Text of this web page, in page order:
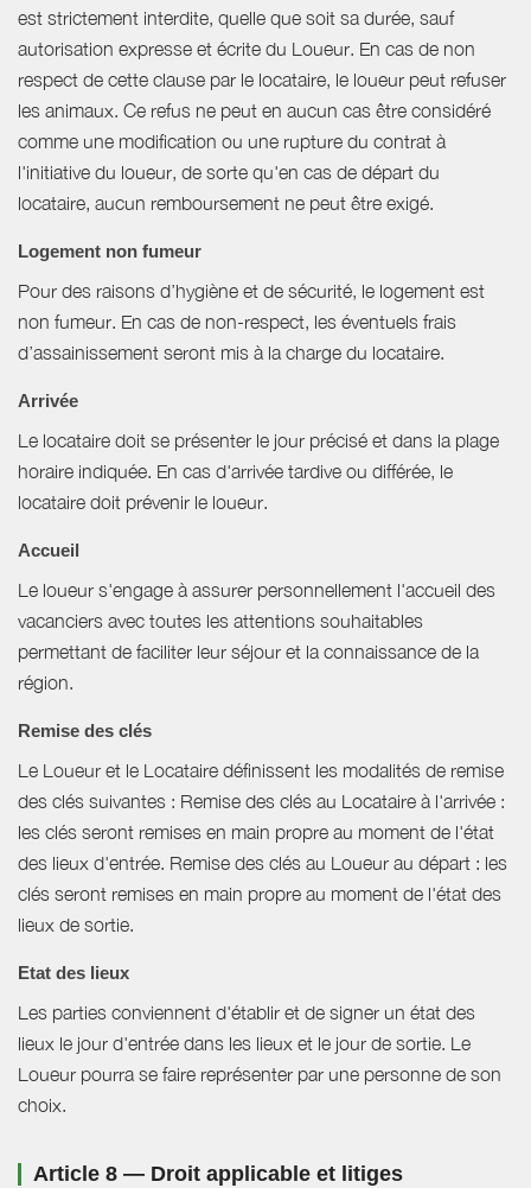
est strictement interdite, quelle que soit sa durée, sauf
autorisation expresse et écrite du Loueur. En cas de non
respect de cette clause par le locataire, le loueur peut refuser
les animaux. Ce refus ne peut en aucun cas être considéré
comme une modification ou une rupture du contrat à
l'initiative du loueur, de sorte qu'en cas de départ du
locataire, aucun remboursement ne peut être exigé.
Logement non fumeur
Pour des raisons d’hygiène et de sécurité, le logement est
non fumeur. En cas de non-respect, les éventuels frais
d’assainissement seront mis à la charge du locataire.
Arrivée
Le locataire doit se présenter le jour précisé et dans la plage
horaire indiquée. En cas d'arrivée tardive ou différée, le
locataire doit prévenir le loueur.
Accueil
Le loueur s'engage à assurer personnellement l'accueil des
vacanciers avec toutes les attentions souhaitables
permettant de faciliter leur séjour et la connaissance de la
région.
Remise des clés
Le Loueur et le Locataire définissent les modalités de remise
des clés suivantes : Remise des clés au Locataire à l'arrivée :
les clés seront remises en main propre au moment de l'état
des lieux d'entrée. Remise des clés au Loueur au départ : les
clés seront remises en main propre au moment de l'état des
lieux de sortie.
Etat des lieux
Les parties conviennent d'établir et de signer un état des
lieux le jour d'entrée dans les lieux et le jour de sortie. Le
Loueur pourra se faire représenter par une personne de son
choix.
Article 8 — Droit applicable et litiges